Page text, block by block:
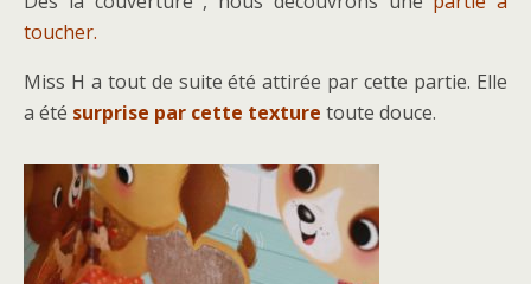
toucher.
Miss H a tout de suite été attirée par cette partie. Elle
a été surprise par cette texture toute douce.